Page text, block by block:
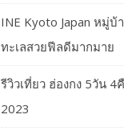
INE Kyoto Japan หมู่บ้
ทะเลสวยฟีลดีมากมาย
รีวิวเที่ยว ฮ่องกง 5วัน
2023